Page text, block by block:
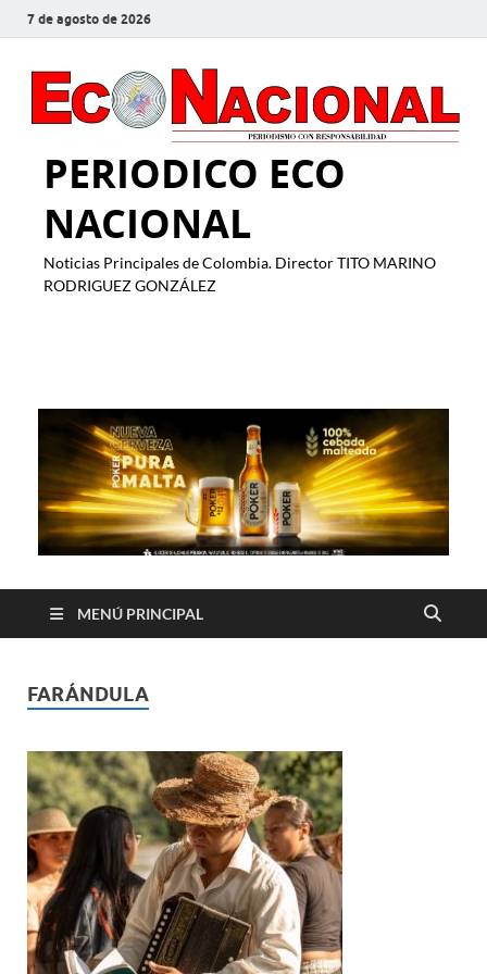
7 de agosto de 2026
PERIODICO ECO
NACIONAL
Noticias Principales de Colombia. Director TITO MARINO
RODRIGUEZ GONZÁLEZ
MENÚ PRINCIPAL
FARÁNDULA